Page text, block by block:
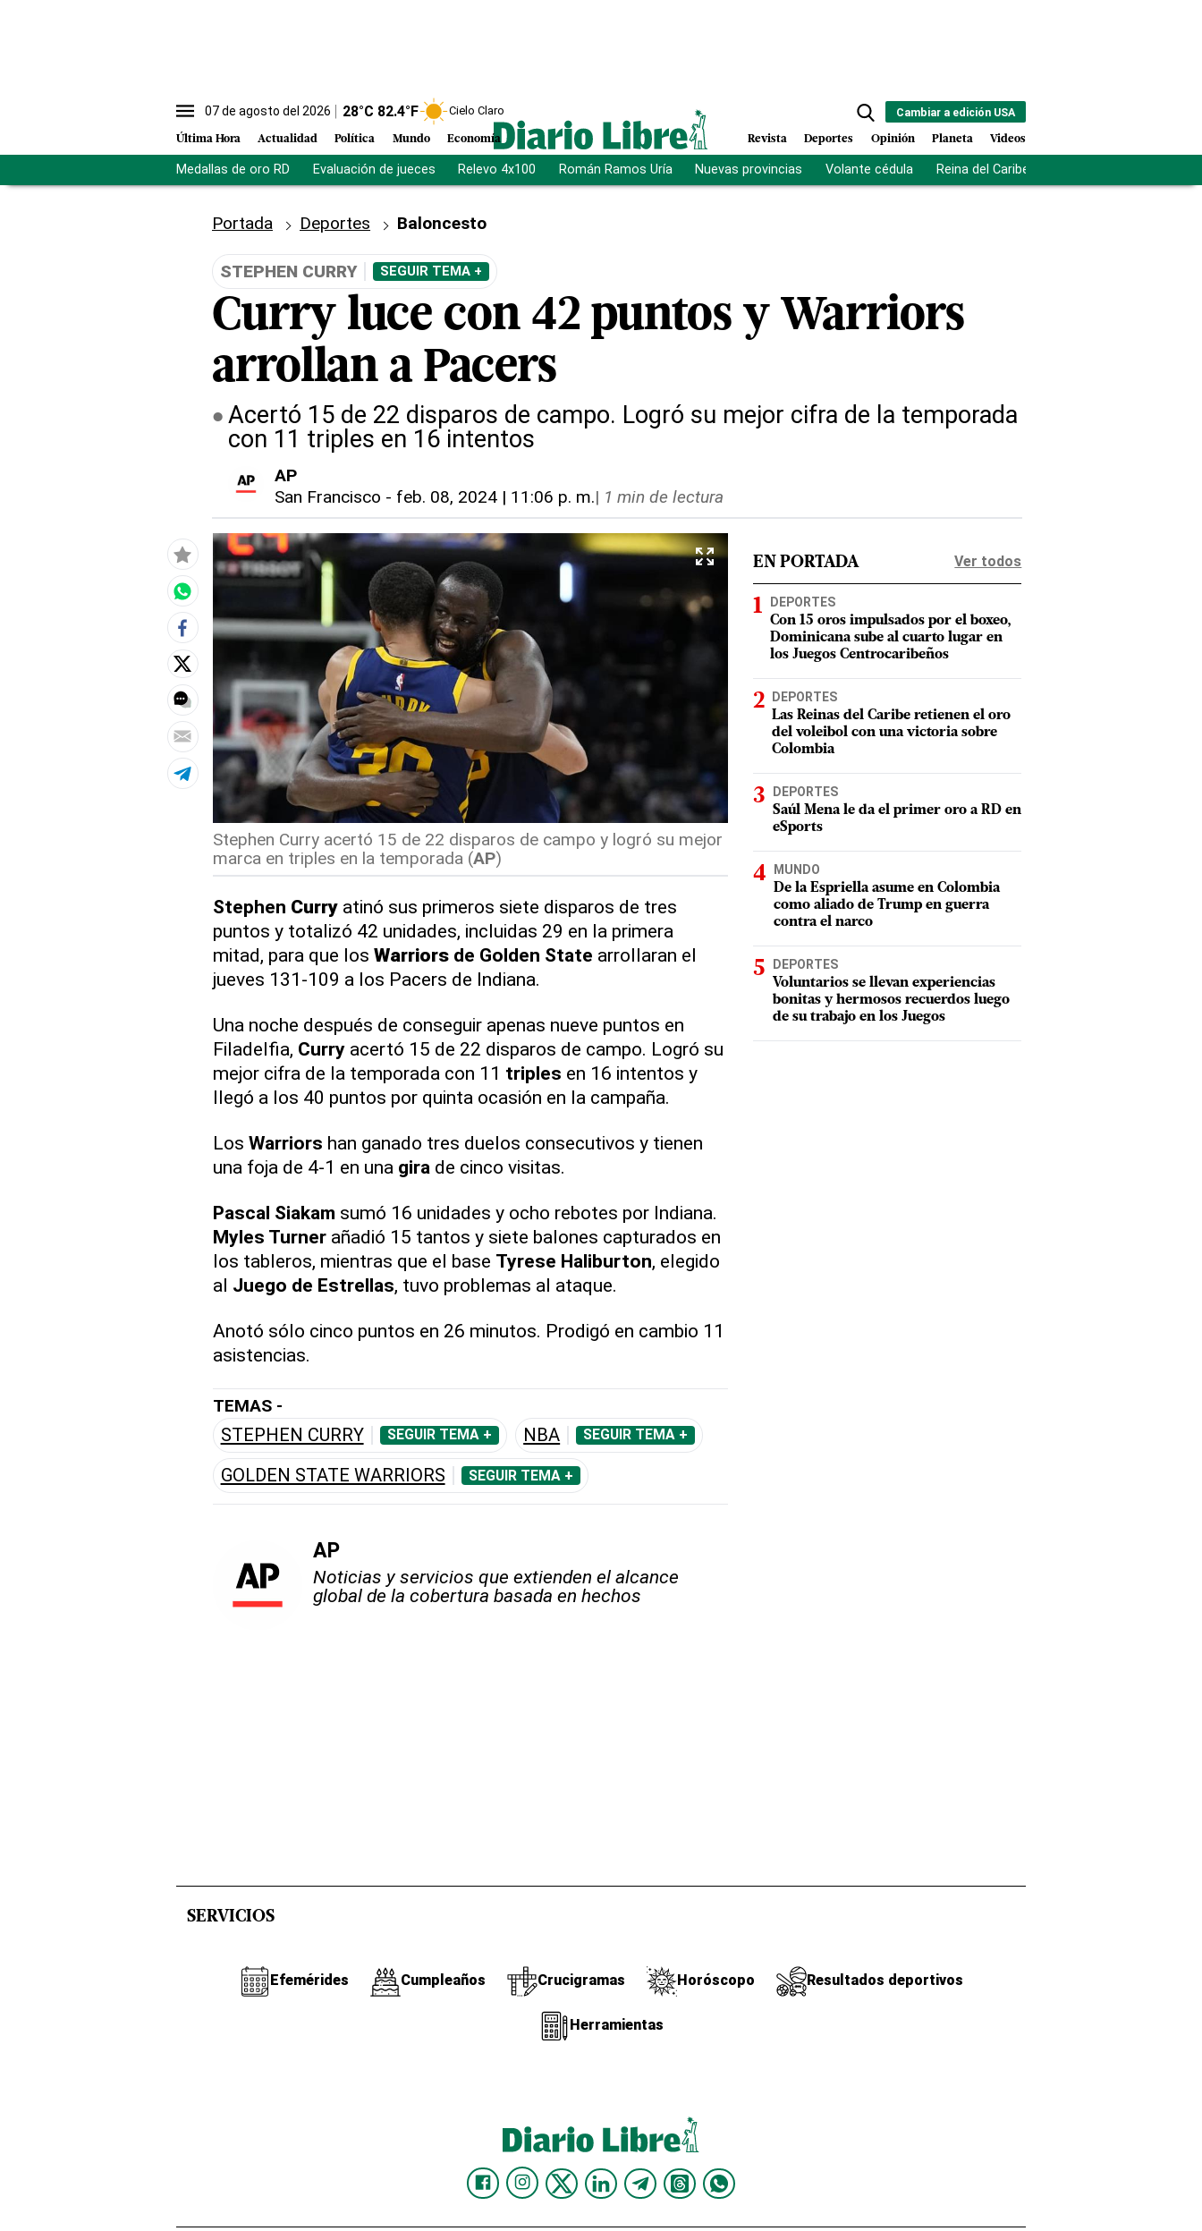
07 de agosto del 2026 28°C 82.4°F Cielo Claro
Última Hora Actualidad Política Mundo Economía
Cambiar a edición USA
Revista Deportes Opinión Planeta Videos
Medallas de oro RD Evaluación de jueces Relevo 4x100 Román Ramos Uría Nuevas provincias Volante cédula Reina del Caribe
Portada Deportes Baloncesto
STEPHEN CURRY SEGUIR TEMA +
Curry luce con 42 puntos y Warriors
arrollan a Pacers
Acertó 15 de 22 disparos de campo. Logró su mejor cifra de la temporada
con 11 triples en 16 intentos
AP
San Francisco - feb. 08, 2024 | 11:06 p. m.| 1 min de lectura
Stephen Curry acertó 15 de 22 disparos de campo y logró su mejor
marca en triples en la temporada (AP)
Stephen Curryatinó sus primeros siete disparos de tres
puntos y totalizó 42 unidades, incluidas 29 en la primera
mitad, para que los Warriorsde Golden State arrollaran el
jueves 131-109 a los Pacers de Indiana.
Una noche después de conseguir apenas nueve puntos en
Filadelfia, Curryacertó 15 de 22 disparos de campo. Logró su
mejor cifra de la temporada con 11 triples en 16 intentos y
llegó a los 40 puntos por quinta ocasión en la campaña.
Los Warriors han ganado tres duelos consecutivos y tienen
una foja de 4-1 en una gira de cinco visitas.
Pascal Siakam sumó 16 unidades y ocho rebotes por Indiana.
Myles Turnerañadió 15 tantos y siete balones capturados en
los tableros, mientras que el base Tyrese Haliburton, elegido
al Juego de Estrellas, tuvo problemas al ataque.
Anotó sólo cinco puntos en 26 minutos. Prodigó en cambio 11
asistencias.
TEMAS -
STEPHEN CURRY SEGUIR TEMA + NBA SEGUIR TEMA +
GOLDEN STATE WARRIORS SEGUIR TEMA +
AP
Noticias y servicios que extienden el alcance
global de la cobertura basada en hechos
EN PORTADA Ver todos
DEPORTES
Con 15 oros impulsados por el boxeo,
Dominicana sube al cuarto lugar en
los Juegos Centrocaribeños
DEPORTES
Las Reinas del Caribe retienen el oro
del voleibol con una victoria sobre
Colombia
DEPORTES
Saúl Mena le da el primer oro a RD en
eSports
MUNDO
De la Espriella asume en Colombia
como aliado de Trump en guerra
contra el narco
DEPORTES
Voluntarios se llevan experiencias
bonitas y hermosos recuerdos luego
de su trabajo en los Juegos
SERVICIOS
Efemérides Cumpleaños Crucigramas Horóscopo Resultados deportivos
Herramientas